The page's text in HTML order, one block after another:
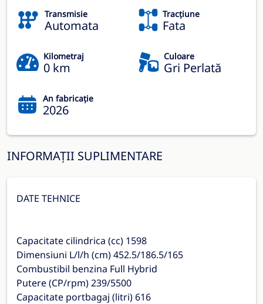
Transmisie
Automata
Tracțiune
Fata
Kilometraj
0 km
Culoare
Gri Perlată
An fabricație
2026
INFORMAȚII SUPLIMENTARE
DATE TEHNICE
Capacitate cilindrica (cc) 1598
Dimensiuni L/l/h (cm) 452.5/186.5/165
Combustibil benzina Full Hybrid
Putere (CP/rpm) 239/5500
Capacitate portbagaj (litri) 616